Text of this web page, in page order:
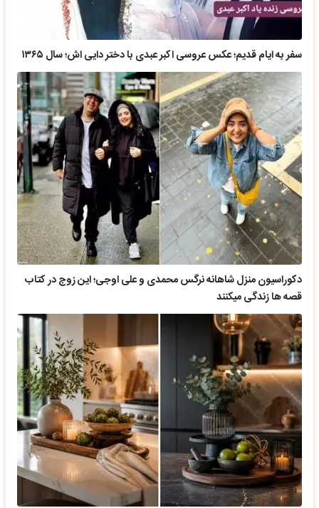
سفر به ایام قدیم؛ عکس عروسی اکبر عبدی با دختر دایی اش؛ سال ۱۳۶۵
دکوراسیون منزل شاهانه نرگس محمدی و علی اوجی؛ این زوج در کتاب
قصه ها زندگی میکنند